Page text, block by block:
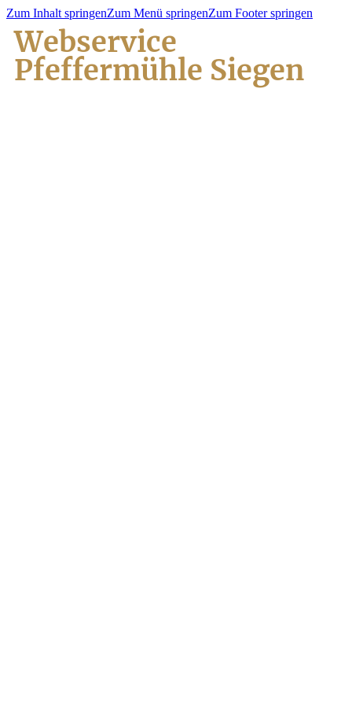
Zum Inhalt springenZum Menü springenZum Footer springen
Webservice
Pfeffermühle Siegen